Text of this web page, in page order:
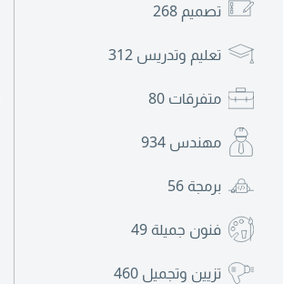
تصميم 268
تعليم وتدريس 312
متفرقات 80
مهندس 934
برمجة 56
فنون جميلة 49
تزيين وتجميل 460